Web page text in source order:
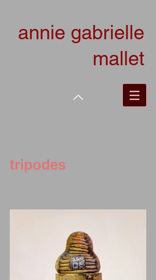
annie gabrielle
mallet
tripodes